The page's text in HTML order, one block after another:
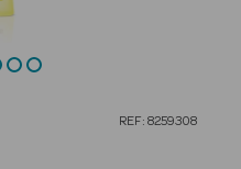
REF: 8259308